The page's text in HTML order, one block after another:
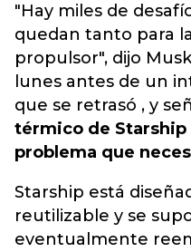
"Hay miles de
quedan tanto para
propulsor", dijo
lunes antes de un
que se retrasó , y
térmico de Starship
problema que
Starship está
reutilizable y se
eventualmente